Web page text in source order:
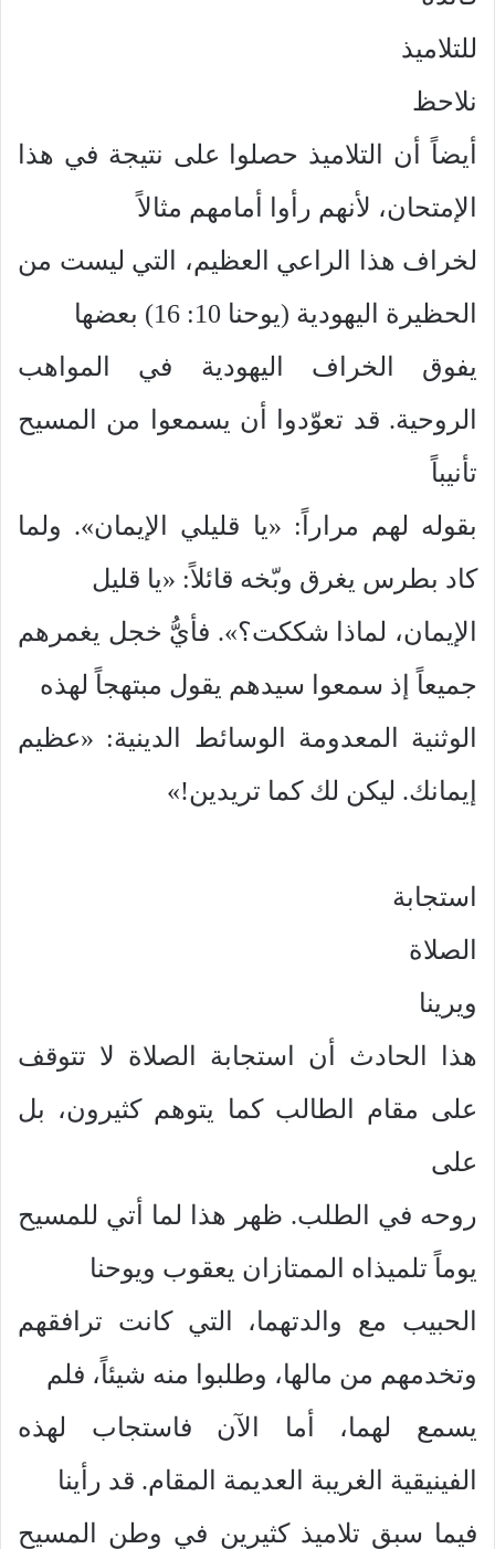
للتلاميذ
نلاحظ
أيضاً أن التلاميذ حصلوا على نتيجة في هذا
الإمتحان، لأنهم رأوا أمامهم مثالاً
لخراف هذا الراعي العظيم، التي ليست من
الحظيرة اليهودية (يوحنا 10: 16) بعضها
يفوق الخراف اليهودية في المواهب
الروحية. قد تعوّدوا أن يسمعوا من المسيح
تأنيباً
بقوله لهم مراراً: «يا قليلي الإيمان». ولما
كاد بطرس يغرق وبّخه قائلاً: «يا قليل
الإيمان، لماذا شككت؟». فأيُّ خجل يغمرهم
جميعاً إذ سمعوا سيدهم يقول مبتهجاً لهذه
الوثنية المعدومة الوسائط الدينية: «عظيم
إيمانك. ليكن لك كما تريدين!»
استجابة
الصلاة
ويرينا
هذا الحادث أن استجابة الصلاة لا تتوقف
على مقام الطالب كما يتوهم كثيرون، بل
على
روحه في الطلب. ظهر هذا لما أتي للمسيح
يوماً تلميذاه الممتازان يعقوب ويوحنا
الحبيب مع والدتهما، التي كانت ترافقهم
وتخدمهم من مالها، وطلبوا منه شيئاً، فلم
يسمع لهما، أما الآن فاستجاب لهذه
الفينيقية الغريبة العديمة المقام. قد رأينا
فيما سبق تلاميذ كثيرين في وطن المسيح